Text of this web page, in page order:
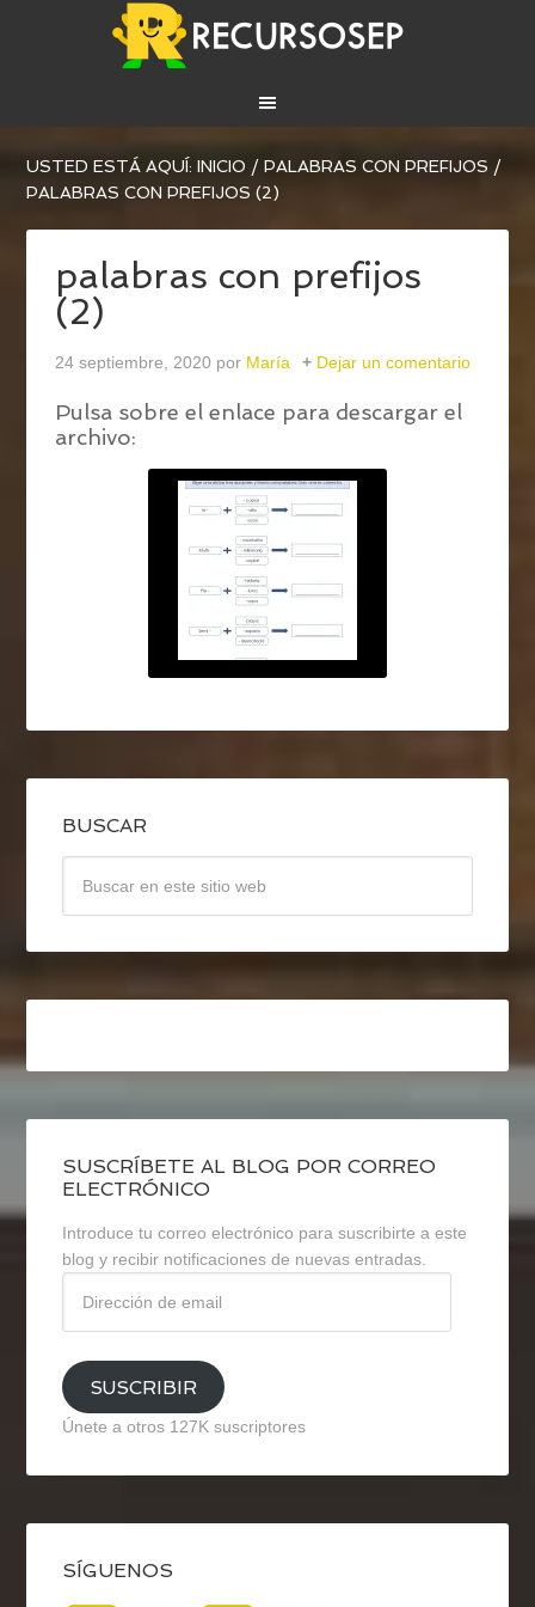
USTED ESTÁ AQUÍ:INICIO / PALABRAS CON PREFIJOS /
PALABRAS CON PREFIJOS (2)
palabras con prefijos
(2)
24 septiembre, 2020 por María Dejar un comentario
Pulsa sobre el enlace para descargar el
archivo:
BUSCAR
SUSCRÍBETE AL BLOG POR CORREO
ELECTRÓNICO
Introduce tu correo electrónico para suscribirte a este
blog y recibir notificaciones de nuevas entradas.
email
SUSCRIBIR
Únete a otros 127K suscriptores
SÍGUENOS